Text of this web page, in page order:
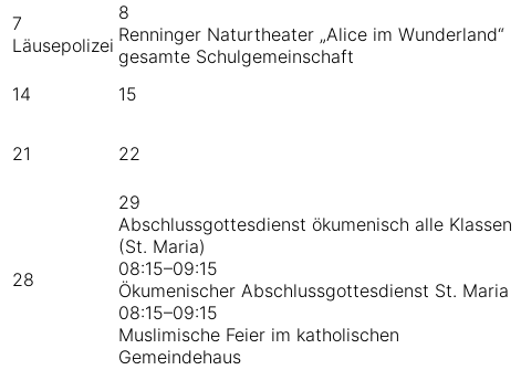
7
Läusepolizei
8
Renninger Naturtheater „Alice im Wunderland“
gesamte Schulgemeinschaft
14 15
21 22
28
29
Abschlussgottesdienst ökumenisch alle Klassen
(St. Maria)
08:15–09:15
Ökumenischer Abschlussgottesdienst St. Maria
08:15–09:15
Muslimische Feier im katholischen
Gemeindehaus